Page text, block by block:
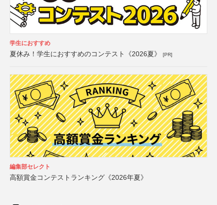
学生におすすめ
夏休み！学生におすすめのコンテスト《2026夏》 [PR]
編集部セレクト
高額賞金コンテストランキング《2026年夏》